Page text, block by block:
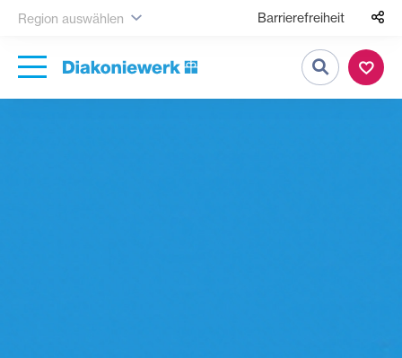
Region auswählen Barrierefreiheit
Suche